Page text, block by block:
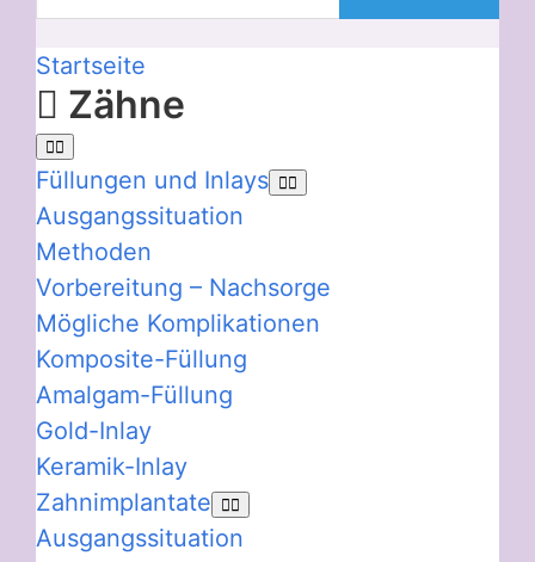
Startseite
Zähne
Füllungen und Inlays
Ausgangssituation
Methoden
Vorbereitung – Nachsorge
Mögliche Komplikationen
Komposite-Füllung
Amalgam-Füllung
Gold-Inlay
Keramik-Inlay
Zahnimplantate
Ausgangssituation